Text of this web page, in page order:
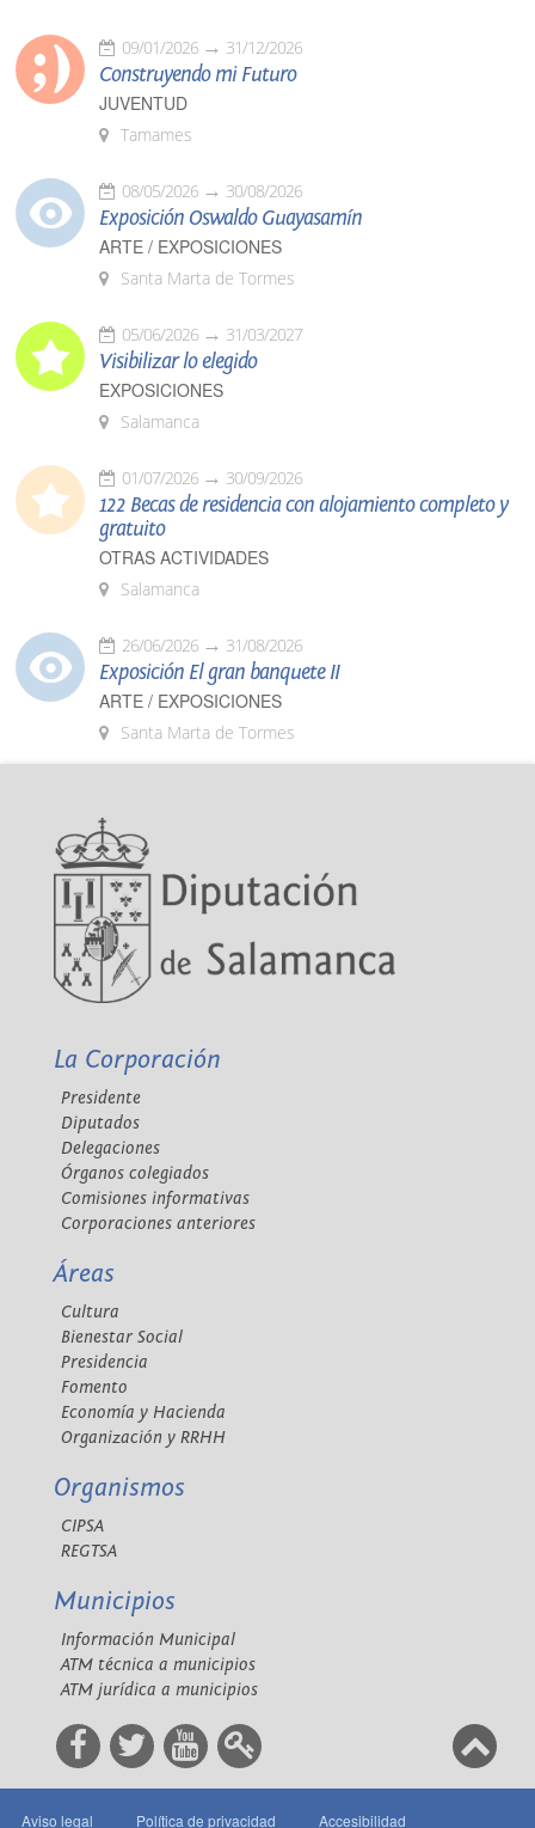
09/01/2026 31/12/2026
Construyendo mi Futuro
JUVENTUD
Tamames
08/05/2026 30/08/2026
Exposición Oswaldo Guayasamín
ARTE / EXPOSICIONES
Santa Marta de Tormes
05/06/2026 31/03/2027
Visibilizar lo elegido
EXPOSICIONES
Salamanca
01/07/2026 30/09/2026
122 Becas de residencia con alojamiento completo y
gratuito
OTRAS ACTIVIDADES
Salamanca
26/06/2026 31/08/2026
Exposición El gran banquete II
ARTE / EXPOSICIONES
Santa Marta de Tormes
La Corporación
Presidente
Diputados
Delegaciones
Órganos colegiados
Comisiones informativas
Corporaciones anteriores
Áreas
Cultura
Bienestar Social
Presidencia
Fomento
Economía y Hacienda
Organización y RRHH
Organismos
CIPSA
REGTSA
Municipios
Información Municipal
ATM técnica a municipios
ATM jurídica a municipios
Aviso legal Política de privacidad Accesibilidad